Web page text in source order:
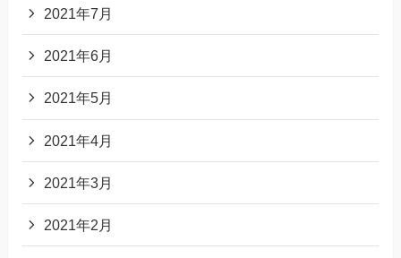
2021年7月
2021年6月
2021年5月
2021年4月
2021年3月
2021年2月